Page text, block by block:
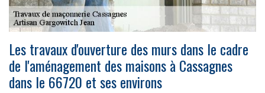
Les travaux d'ouverture des murs dans le cadre
de l'aménagement des maisons à Cassagnes
dans le 66720 et ses environs